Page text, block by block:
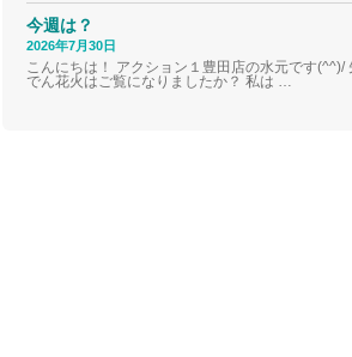
今週は？
2026年7月30日
こんにちは！ アクション１豊田店の水元です(^^)/
でん花火はご覧になりましたか？ 私は …